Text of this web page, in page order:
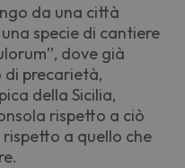
da una città
specie di cantiere
dove già
di precarietà,
della Sicilia,
rispetto a ciò
a quello che